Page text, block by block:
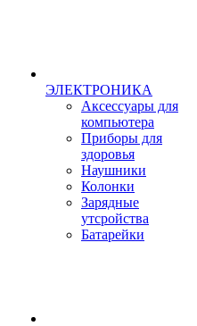
ЭЛЕКТРОНИКА
Аксессуары для
компьютера
Приборы для
здоровья
Наушники
Колонки
Зарядные
утсройства
Батарейки